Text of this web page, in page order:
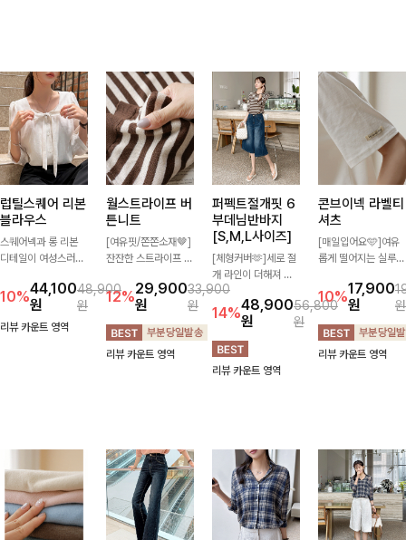
럽틸스퀘어 리본
블라우스
스퀘어넥과 롱 리본
디테일이 여성스러운
는 블라우스입니다.
자연스럽게 잡힌 셔링
과 봉긋한 소매가 여
10%44,100
원
48,900
원
리뷰 카운트 영역
월스트라이프 버
튼니트
[여유핏/쫀쫀소재🤎]
잔잔한 스트라이프 패
더해져 캐주얼하면서
도 세련된 무드를 연
출해주는 니트- 가볍
고 부드러운 착용감으
로 단독은 물론 데일
12%29,900
원
33,900
원
리뷰 카운트 영역
퍼펙트절개핏 6
부데님반바지
[S,M,L사이즈]
[체형커버🫶]세로 절
개 라인이 더해져 다
리 라인을 더욱 길고
슬림하게 연출해주는
5부 데님 반바지 🤍
부담 없는 기장과 여
유로운 핏으로 편안하
게 착용되며 다양한
14%48,900
원
56,800
원
리뷰 카운트 영역
콘브이넥 라벨티
셔츠
[매일입어요🩵]여유
롭게 떨어지는 실루엣
자인으로 데일리하게
즐기기 좋은 티셔츠-
소매 라벨 디테일이
은은한 포인트를 더해
심플하면서도 센스 있
10%17,900
원
원
리뷰 카운트 영역